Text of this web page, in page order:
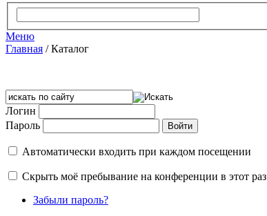
Меню
Главная /Каталог
Логин
Пароль
Автоматически входить при каждом посещении
Скрыть моё пребывание на конференции в этот раз
Забыли пароль?